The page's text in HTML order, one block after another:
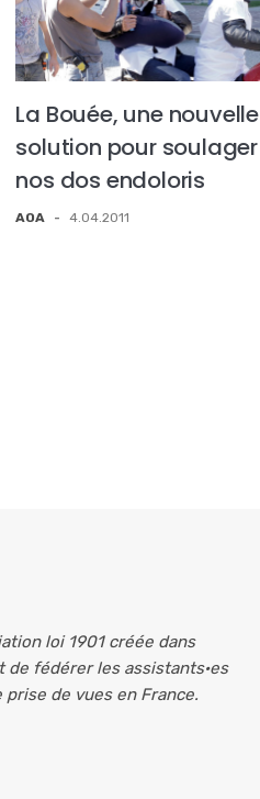
La Bouée, une nouvelle
solution pour soulager
nos dos endoloris
AOA - 4.04.2011
loi 1901 créée dans
de fédérer les assistants·es
de vues en France.